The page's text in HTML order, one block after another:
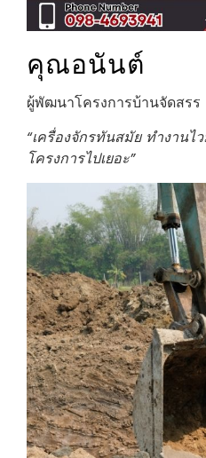
คุณอนันต์
ผู้พัฒนาโครงการบ้านจัดสรร
“เครื่องจักรทันสมัย ทำงานไ
โครงการไปเยอะ”